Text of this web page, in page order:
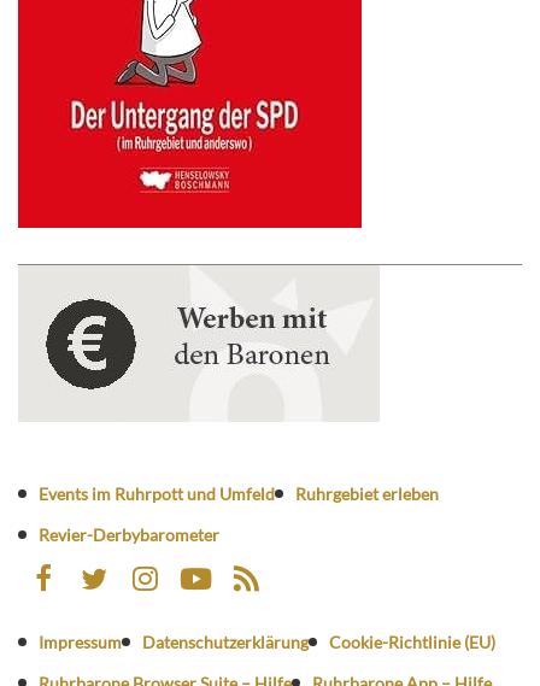
Events im Ruhrpott und Umfeld
Ruhrgebiet erleben
Revier-Derbybarometer
Impressum Datenschutzerklärung
Cookie-Richtlinie (EU)